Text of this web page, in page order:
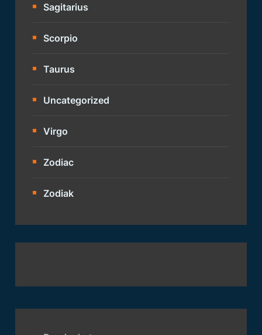
Sagitarius
Scorpio
Taurus
Uncategorized
Virgo
Zodiac
Zodiak